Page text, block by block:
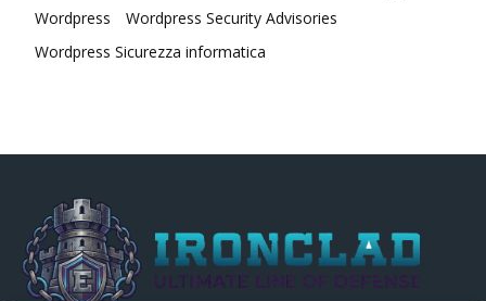
Wordpress
Wordpress Security Advisories
Wordpress Sicurezza informatica